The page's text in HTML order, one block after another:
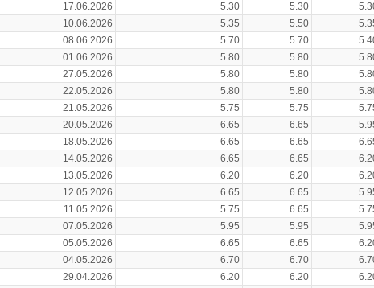
17.06.2026
5.30 5.30
10.06.2026
5.35 5.50
08.06.2026
5.70 5.70
01.06.2026
5.80 5.80
27.05.2026
5.80 5.80
22.05.2026
5.80 5.80
21.05.2026
5.75 5.75
20.05.2026
6.65 6.65
18.05.2026
6.65 6.65
14.05.2026
6.65 6.65
13.05.2026
6.20 6.20
12.05.2026
6.65 6.65
11.05.2026
5.75 6.65
07.05.2026
5.95 5.95
05.05.2026
6.65 6.65
04.05.2026
6.70 6.70
29.04.2026
6.20 6.20